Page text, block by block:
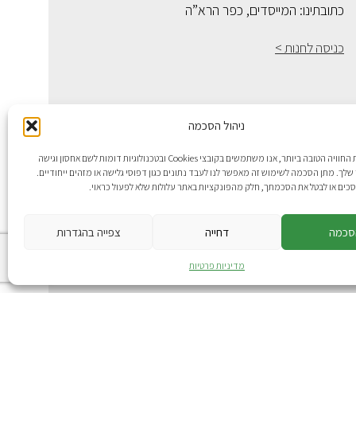
ניהול הסכמה
כדי לספק לך את החוויה הטובה ביותר, אנו משתמשים בקובצי Cookies ובטכנולוגיות דומות לשם אחסון וגישה
מתן הסכמה לשימוש זה מאפשר לנו לעבד נתונים כגון דפוסי גלישה או מזהים ייחודיים.
או לבטל את הסכמתך, חלק מהפונקציות באתר עלולות שלא לפעול כראוי.
דחייה צפייה בהגדרות
מדיניות פרטיות
כתובתינו: המייסדים, כפר הרא”ה
כניסה לחנות >